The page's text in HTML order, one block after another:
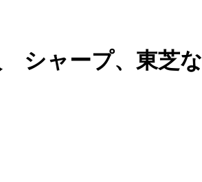
シャープ、東芝な